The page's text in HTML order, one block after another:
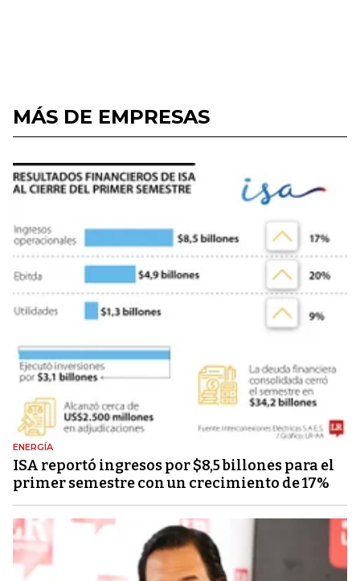
MÁS DE EMPRESAS
ENERGÍA
ISA reportó ingresos por $8,5 billones para el
primer semestre con un crecimiento de 17%